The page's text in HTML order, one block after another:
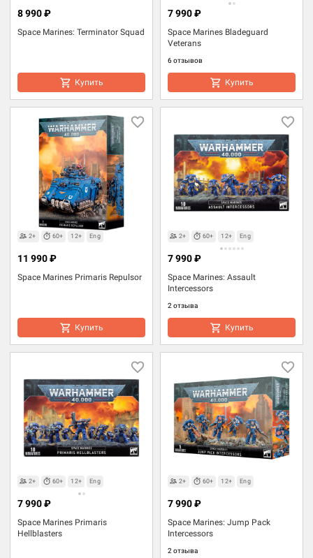
Space Marines: Terminator Squad
8 990 ₽
Купить
Space Marines Bladeguard
Veterans
6 отзывов
7 990 ₽
Купить
2+ 60+ 12+ Eng
Space Marines Primaris Repulsor
11 990 ₽
Купить
2+ 60+ 12+ Eng
Space Marines: Assault
Intercessors
2 отзыва
7 990 ₽
Купить
2+ 60+ 12+ Eng
Space Marines Primaris
Hellblasters
7 990 ₽
2+ 60+ 12+ Eng
Space Marines: Jump Pack
Intercessors
2 отзыва
7 990 ₽